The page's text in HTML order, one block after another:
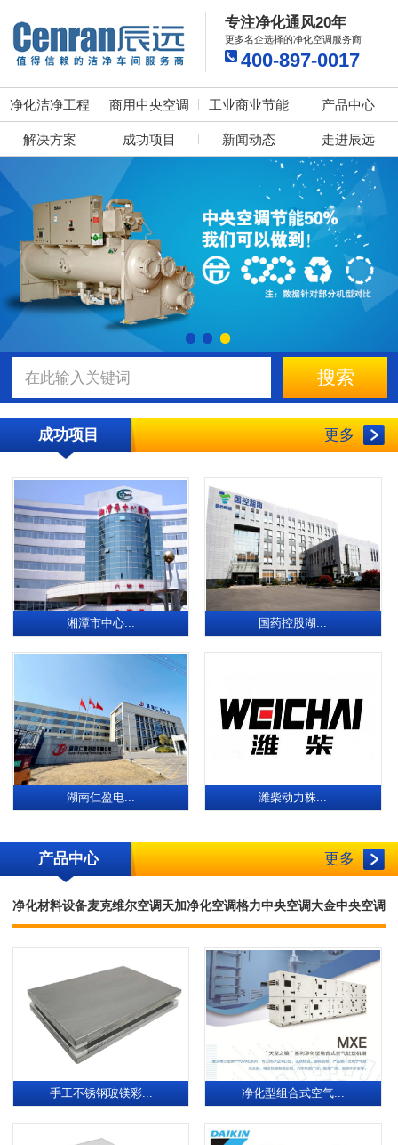
专注净化通风20年
更多名企选择的净化空调服务商
400-897-0017
净化洁净工程 商用中央空调 工业商业节能 产品中心
解决方案 成功项目 新闻动态 走进辰远
成功项目 更多
湘潭市中心... 国药控股湖...
湖南仁盈电... 潍柴动力株...
产品中心 更多
净化材料设备麦克维尔空调天加净化空调格力中央空调大金中央空调
手工不锈钢玻镁彩... 净化型组合式空气...